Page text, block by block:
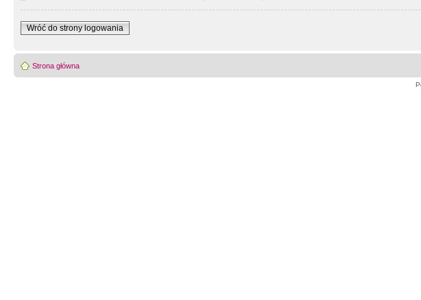
Wróć do strony logowania
Strona główna